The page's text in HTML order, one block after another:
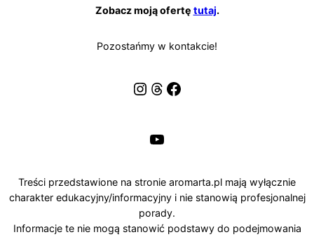
Zobacz moją ofertę tutaj.
Pozostańmy w kontakcie!
Instagram Threads Facebook
YouTube
Treści przedstawione na stronie aromarta.pl mają wyłącznie
charakter edukacyjny/informacyjny i nie stanowią profesjonalnej
porady.
Informacje te nie mogą stanowić podstawy do podejmowania